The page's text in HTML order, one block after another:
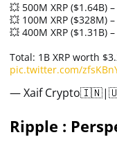
💥 500M XRP ($1.64B)
💥 100M XRP ($328M)
💥 400M XRP ($1.31B)
Total: 1B XRP worth
pic.twitter.com/
— Xaif
Ripple :